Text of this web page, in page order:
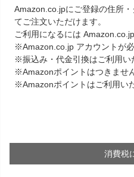
Amazon.co.jpにご登録の住所
てご注文いただけます。
ご利用になるには
※Amazon.co.jp アカウントが必
※振込み・代金引換はご利用い
※Amazonポイントはつきません
※Amazonポイントはご利用い
消費税